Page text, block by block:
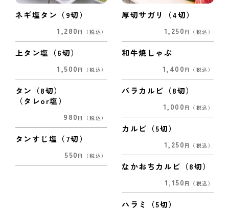
ネギ塩タン（9切）
1,280 円 （税込）
上タン塩（6切）
1,500 円 （税込）
タン（8切）
（タレor塩）
980 円 （税込）
タンすじ塩（7切）
550 円 （税込）
厚切サガリ（4切）
1,250 円 （税込）
和牛焼しゃぶ
1,400 円 （税込）
バラカルビ（8切）
1,000 円 （税込）
カルビ（5切）
1,250 円 （税込）
なかおちカルビ（8切）
1,150 円 （税込）
ハラミ（5切）